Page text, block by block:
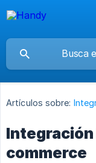
Artículos sobre:
commerce